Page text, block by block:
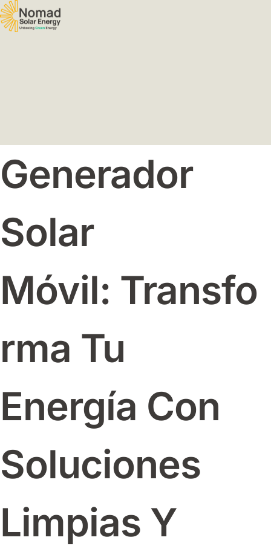
Generador
Solar
Móvil: Transfo
Rma Tu
Energía Con
Soluciones
Limpias Y